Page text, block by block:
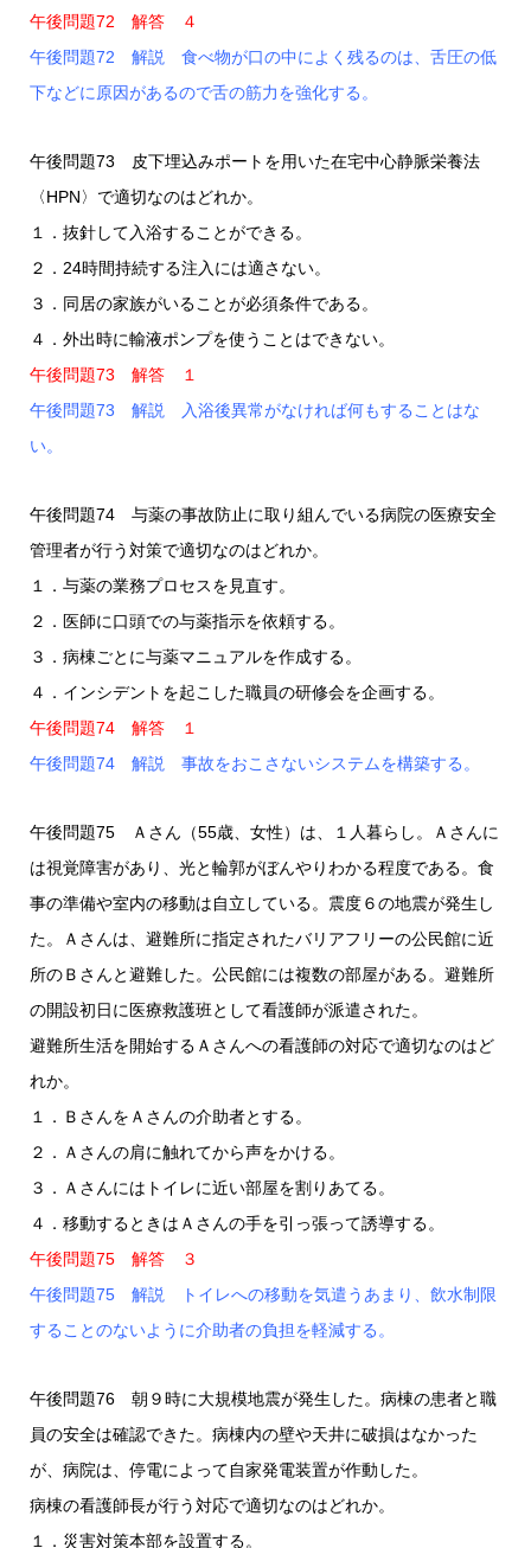
午後問題72 解答 ４
午後問題72 解説 食べ物が口の中によく残るのは、舌圧の低
下などに原因があるので舌の筋力を強化する。
午後問題73 皮下埋込みポートを用いた在宅中心静脈栄養法
〈HPN〉で適切なのはどれか。
１．抜針して入浴することができる。
２．24時間持続する注入には適さない。
３．同居の家族がいることが必須条件である。
４．外出時に輸液ポンプを使うことはできない。
午後問題73 解答 １
午後問題73 解説 入浴後異常がなければ何もすることはな
い。
午後問題74 与薬の事故防止に取り組んでいる病院の医療安全
管理者が行う対策で適切なのはどれか。
１．与薬の業務プロセスを見直す。
２．医師に口頭での与薬指示を依頼する。
３．病棟ごとに与薬マニュアルを作成する。
４．インシデントを起こした職員の研修会を企画する。
午後問題74 解答 １
午後問題74 解説 事故をおこさないシステムを構築する。
午後問題75 Ａさん（55歳、女性）は、１人暮らし。Ａさんに
は視覚障害があり、光と輪郭がぼんやりわかる程度である。食
事の準備や室内の移動は自立している。震度６の地震が発生し
た。Ａさんは、避難所に指定されたバリアフリーの公民館に近
所のＢさんと避難した。公民館には複数の部屋がある。避難所
の開設初日に医療救護班として看護師が派遣された。
避難所生活を開始するＡさんへの看護師の対応で適切なのはど
れか。
１．ＢさんをＡさんの介助者とする。
２．Ａさんの肩に触れてから声をかける。
３．Ａさんにはトイレに近い部屋を割りあてる。
４．移動するときはＡさんの手を引っ張って誘導する。
午後問題75 解答 ３
午後問題75 解説 トイレへの移動を気遣うあまり、飲水制限
することのないように介助者の負担を軽減する。
午後問題76 朝９時に大規模地震が発生した。病棟の患者と職
員の安全は確認できた。病棟内の壁や天井に破損はなかった
が、病院は、停電によって自家発電装置が作動した。
病棟の看護師長が行う対応で適切なのはどれか。
１．災害対策本部を設置する。